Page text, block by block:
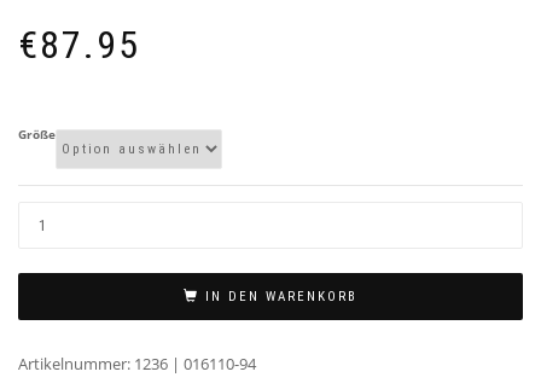
€87.95
Größe
IN DEN WARENKORB
Artikelnummer: 1236 | 016110-94